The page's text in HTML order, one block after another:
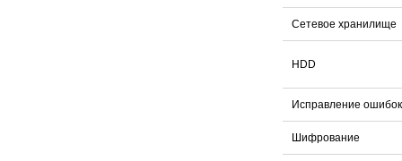
Сетевое хранилище
HDD
Исправление ошибок
Шифрование